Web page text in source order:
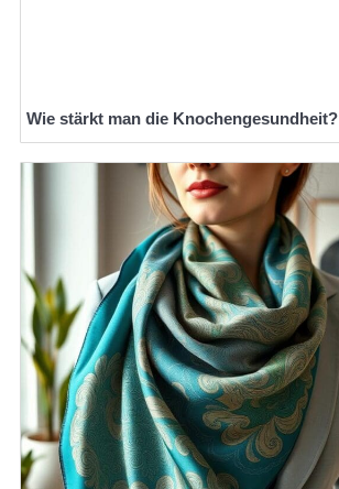
Wie stärkt man die Knochengesundheit?